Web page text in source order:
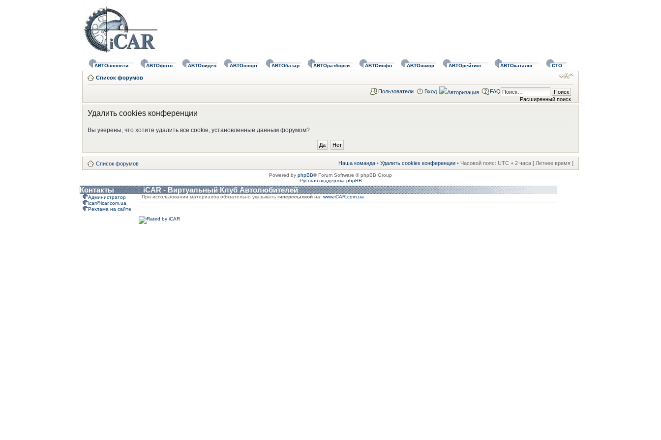
АВТОновости АВТОфото АВТОвидео АВТОспорт АВТОбазар АВТОразборки АВТОинфо АВТОюмор АВТОрейтинг АВТОкаталог СТО
Список форумов
Расширенный поиск
Пользователи Вход FAQ
Удалить cookies конференции
Вы уверены, что хотите удалить все cookie, установленные данным форумом?
Список форумов Наша команда • Удалить cookies конференции • Часовой пояс: UTC + 2 часа [ Летнее время ]
Powered by phpBB® Forum Software © phpBB Group
Русская поддержка phpBB
Контакты iCAR - Виртуальный Клуб Автолюбителей
Администратор
icar@icar.com.ua
Реклама на сайте
При использовании материалов обязательно указывать гиперссылкой на: www.iCAR.com.ua